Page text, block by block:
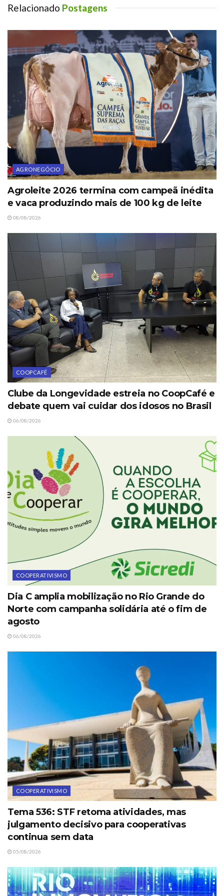
Relacionado Postagens
AGRONEGÓCIO
Agroleite 2026 termina com campeã inédita
e vaca produzindo mais de 100 kg de leite
08/08/2026
COOPCAFÉ
Clube da Longevidade estreia no CoopCafé e
debate quem vai cuidar dos idosos no Brasil
06/08/2026
COOPERATIVISMO
Dia C amplia mobilização no Rio Grande do
Norte com campanha solidária até o fim de
agosto
06/08/2026
COOPERATIVISMO
Tema 536: STF retoma atividades, mas
julgamento decisivo para cooperativas
continua sem data
05/08/2026